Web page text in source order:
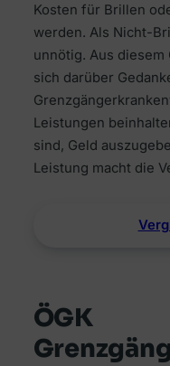
Kosten für Brillen
werden. Als Nicht-
unnötig. Aus diesem
sich darüber
Leistungen
sind, Geld
Leistung macht die
ÖGK